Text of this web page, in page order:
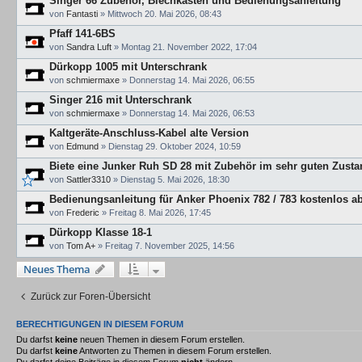
von Fantasti » Mittwoch 20. Mai 2026, 08:43
Pfaff 141-6BS
von Sandra Luft » Montag 21. November 2022, 17:04
Dürkopp 1005 mit Unterschrank
von schmiermaxe » Donnerstag 14. Mai 2026, 06:55
Singer 216 mit Unterschrank
von schmiermaxe » Donnerstag 14. Mai 2026, 06:53
Kaltgeräte-Anschluss-Kabel alte Version
von Edmund » Dienstag 29. Oktober 2024, 10:59
Biete eine Junker Ruh SD 28 mit Zubehör im sehr guten
von Sattler3310 » Dienstag 5. Mai 2026, 18:30
Bedienungsanleitung für Anker Phoenix 782 / 783 kostenlos
von Frederic » Freitag 8. Mai 2026, 17:45
Dürkopp Klasse 18-1
von Tom A+ » Freitag 7. November 2025, 14:56
Neues Thema
Zurück zur Foren-Übersicht
BERECHTIGUNGEN IN DIESEM FORUM
Du darfst keine neuen Themen in diesem Forum erstellen.
Du darfst keineAntworten zu Themen in diesem Forum erstellen.